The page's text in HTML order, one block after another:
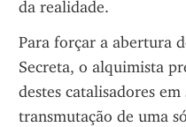
da realidade.
Para forçar a abertura
Secreta, o alquimista
destes catalisadores
transmutação de uma